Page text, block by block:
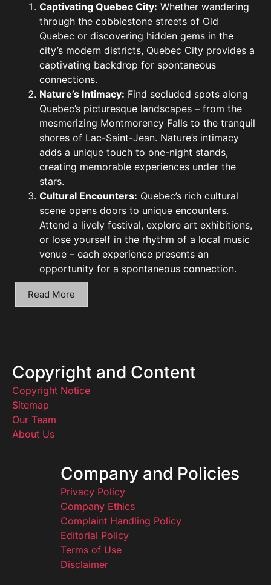
Captivating Quebec City: Whether wandering
through the cobblestone streets of Old
Quebec or discovering hidden gems in the
city’s modern districts, Quebec City provides a
captivating backdrop for spontaneous
connections.
Nature’s Intimacy: Find secluded spots along
Quebec’s picturesque landscapes – from the
mesmerizing Montmorency Falls to the tranquil
shores of Lac-Saint-Jean. Nature’s intimacy
adds a unique touch to one-night stands,
creating memorable experiences under the
stars.
Cultural Encounters: Quebec’s rich cultural
scene opens doors to unique encounters.
Attend a lively festival, explore art exhibitions,
or lose yourself in the rhythm of a local music
venue – each experience presents an
opportunity for a spontaneous connection.
Read More
Copyright and Content
Copyright Notice
Sitemap
Our Team
About Us
Company and Policies
Privacy Policy
Company Ethics
Complaint Handling Policy
Editorial Policy
Terms of Use
Disclaimer